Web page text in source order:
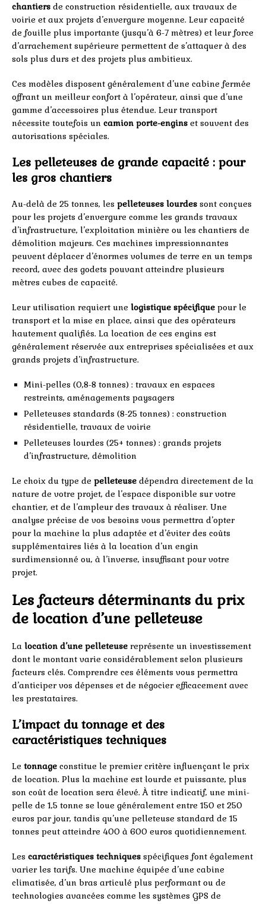
chantiers de construction résidentielle, aux travaux de
voirie et aux projets d’envergure moyenne. Leur capacité
de fouille plus importante (jusqu’à 6-7 mètres) et leur force
d’arrachement supérieure permettent de s’attaquer à des
sols plus durs et des projets plus ambitieux.
Ces modèles disposent généralement d’une cabine fermée
offrant un meilleur confort à l’opérateur, ainsi que d’une
gamme d’accessoires plus étendue. Leur transport
nécessite toutefois un camion porte-engins et souvent des
autorisations spéciales.
Les pelleteuses de grande capacité : pour
les gros chantiers
Au-delà de 25 tonnes, les pelleteuses lourdes sont conçues
pour les projets d’envergure comme les grands travaux
d’infrastructure, l’exploitation minière ou les chantiers de
démolition majeurs. Ces machines impressionnantes
peuvent déplacer d’énormes volumes de terre en un temps
record, avec des godets pouvant atteindre plusieurs
mètres cubes de capacité.
Leur utilisation requiert une logistique spécifique pour le
transport et la mise en place, ainsi que des opérateurs
hautement qualifiés. La location de ces engins est
généralement réservée aux entreprises spécialisées et aux
grands projets d’infrastructure.
Mini-pelles (0,8-8 tonnes) : travaux en espaces
restreints, aménagements paysagers
Pelleteuses standards (8-25 tonnes) : construction
résidentielle, travaux de voirie
Pelleteuses lourdes (25+ tonnes) : grands projets
d’infrastructure, démolition
Le choix du type de pelleteuse dépendra directement de la
nature de votre projet, de l’espace disponible sur votre
chantier, et de l’ampleur des travaux à réaliser. Une
analyse précise de vos besoins vous permettra d’opter
pour la machine la plus adaptée et d’éviter des coûts
supplémentaires liés à la location d’un engin
surdimensionné ou, à l’inverse, insuffisant pour votre
projet.
Les facteurs déterminants du prix
de location d’une pelleteuse
La location d’une pelleteuse représente un investissement
dont le montant varie considérablement selon plusieurs
facteurs clés. Comprendre ces éléments vous permettra
d’anticiper vos dépenses et de négocier efficacement avec
les prestataires.
L’impact du tonnage et des
caractéristiques techniques
Le tonnage constitue le premier critère influençant le prix
de location. Plus la machine est lourde et puissante, plus
son coût de location sera élevé. À titre indicatif, une mini-
pelle de 1,5 tonne se loue généralement entre 150 et 250
euros par jour, tandis qu’une pelleteuse standard de 15
tonnes peut atteindre 400 à 600 euros quotidiennement.
Les caractéristiques techniques spécifiques font également
varier les tarifs. Une machine équipée d’une cabine
climatisée, d’un bras articulé plus performant ou de
technologies avancées comme les systèmes GPS de